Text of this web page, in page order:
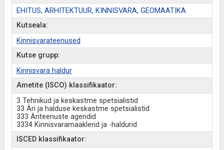
EHITUS, ARHITEKTUUR, KINNISVARA, GEOMAATIKA
Kutseala:
Kinnisvarateenused
Kutse grupp:
Kinnisvara haldur
Ametite (ISCO) klassifikaator:
3 Tehnikud ja keskastme spetsialistid
33 Äri ja halduse keskastme spetsialistid
333 Äriteenuste agendid
3334 Kinnisvaramaaklerid ja -haldurid
ISCED klassifikaator: